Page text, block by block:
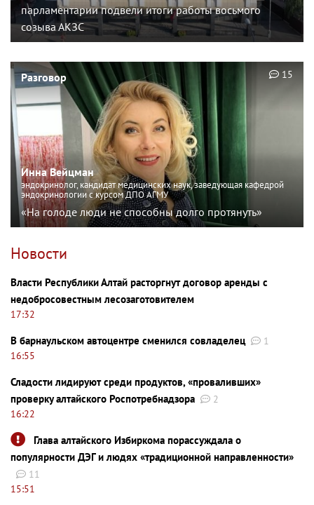
парламентарии подвели итоги работы восьмого
созыва АКЗС
Разговор
Инна Вейцман
эндокринолог, кандидат медицинских наук, заведующая кафедрой
эндокринологии с курсом ДПО АГМУ
«На голоде люди не способны долго протянуть»
15
Новости
Власти Республики Алтай расторгнут договор аренды с
недобросовестным лесозаготовителем
17:32
В барнаульском автоцентре сменился совладелец
1
16:55
Сладости лидируют среди продуктов, «проваливших»
проверку алтайского Роспотребнадзора
2
16:22
Глава алтайского Избиркома порассуждала о
популярности ДЭГ и людях «традиционной направленности»
11
15:51